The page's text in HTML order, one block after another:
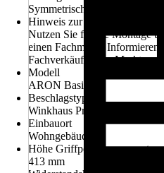
Symmetrisch 1/2-1/2
Hinweis zur Montage
Nutzen Sie für die Montage
einen Fachmann.
Fachverkäufern im Markt.
Modell
ARON Basic +
Beschlagstyp
Winkhaus Pro Pilot mit
Einbauort
Wohngebäude
Höhe Griffposition von unten
413 mm